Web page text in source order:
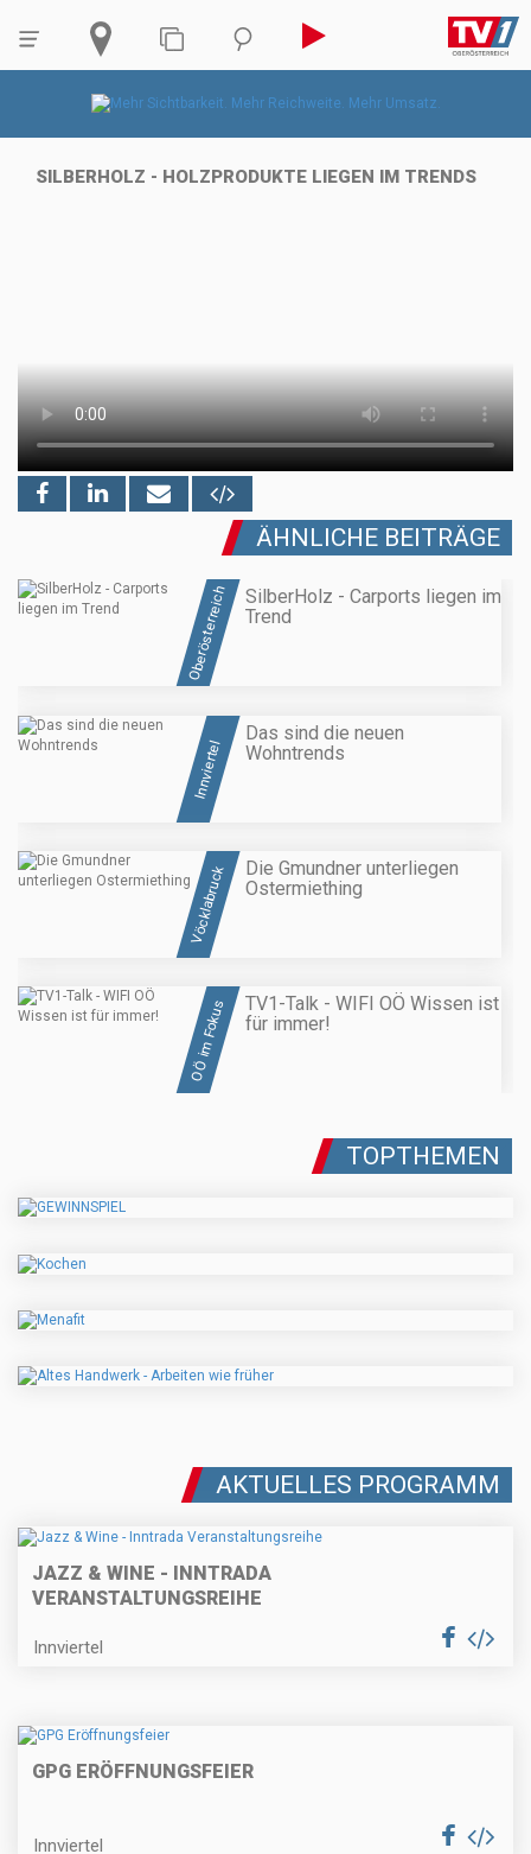
SILBERHOLZ - HOLZPRODUKTE LIEGEN IM TRENDS
ÄHNLICHE BEITRÄGE
Oberösterreich
SilberHolz - Carports liegen im
Trend
Innviertel
Das sind die neuen
Wohntrends
Vöcklabruck
Die Gmundner unterliegen
Ostermiething
OÖ im Fokus
TV1-Talk - WIFI OÖ Wissen ist
für immer!
TOPTHEMEN
AKTUELLES PROGRAMM
JAZZ & WINE - INNTRADA
VERANSTALTUNGSREIHE
Innviertel
GPG ERÖFFNUNGSFEIER
Innviertel